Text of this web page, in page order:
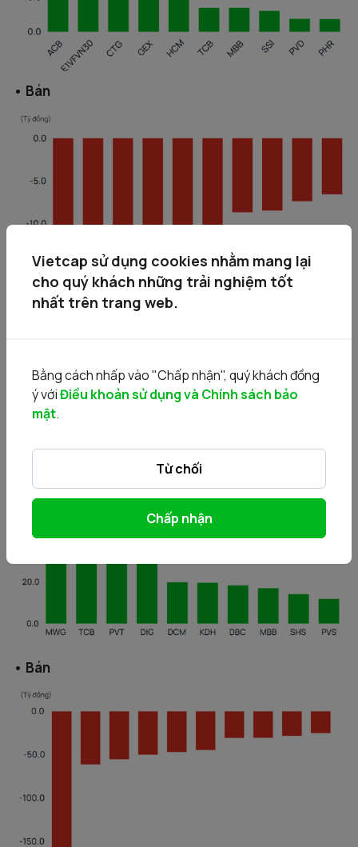
• Bán
Giao dịch khối ngoại
• Mua
• Bán
Vietcap sử dụng cookies nhằm mang lại
cho quý khách những trải nghiệm tốt
nhất trên trang web.
Bằng cách nhấp vào "Chấp nhận", quý khách đồng
ý vớiĐiều khoản sử dụng và Chính sách bảo
mật.
Từ chối
Chấp nhận